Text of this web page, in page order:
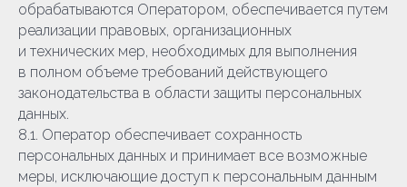
обрабатываются Оператором, обеспечивается путем
реализации правовых, организационных
и технических мер, необходимых для выполнения
в полном объеме требований действующего
законодательства в области защиты персональных
данных.
8.1. Оператор обеспечивает сохранность
персональных данных и принимает все возможные
меры, исключающие доступ к персональным данным